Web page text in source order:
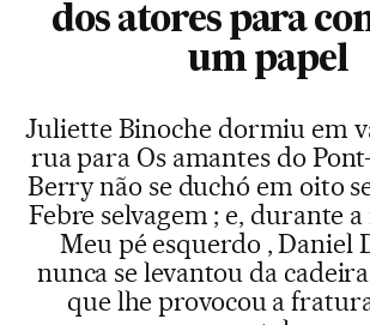
dos atores para
um papel
Juliette Binoche dormiu em
rua para Os amantes do
Berry não se duchó em oito
Febre selvagem ; e, durante
Meu pé esquerdo , Daniel
nunca se levantou da
que lhe provocou a